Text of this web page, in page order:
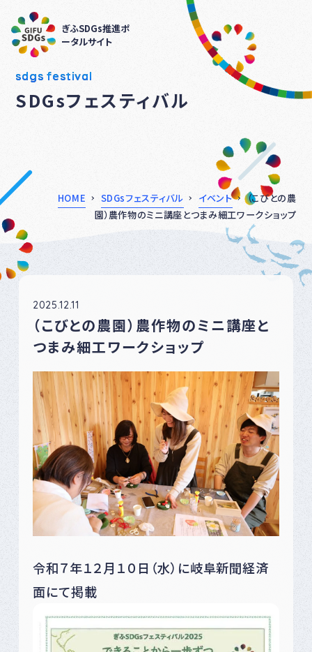
ぎふSDGs推進ポ
ータルサイト
sdgs festival
SDGsフェスティバル
HOME SDGsフェスティバル イベント
（こびとの農
園）農作物のミニ講座とつまみ細工ワークショップ
2025.12.11
（こびとの農園）農作物のミニ講座と
つまみ細工ワークショップ
令和７年１２月１０日（水）に岐阜新聞経済
面にて掲載